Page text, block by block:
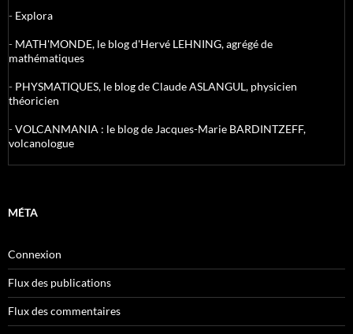
- Explora
- MATH'MONDE, le blog d'Hervé LEHNING, agrégé de
mathématiques
- PHYSMATIQUES, le blog de Claude ASLANGUL, physicien
théoricien
-VOLCANMANIA : le blog de Jacques-Marie BARDINTZEFF,
volcanologue
MÉTA
Connexion
Flux des publications
Flux des commentaires